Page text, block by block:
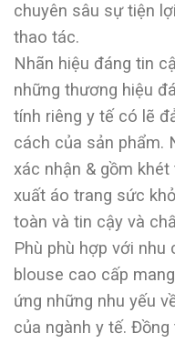
chuyên sâu sự tiện
thao tác.
Nhãn hiệu đáng tin
những thương hiệu
tính riêng y tế có lẽ
cách của sản phẩm.
xác nhận & gồm
xuất áo trang sức
toàn và tin cậy và
Phù phù hợp với nhu
blouse cao cấp
ứng những nhu yếu
của ngành y tế.